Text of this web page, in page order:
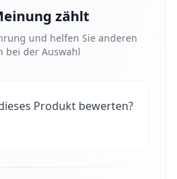
zählt
und helfen Sie anderen
bei der Auswahl
Produkt bewerten?